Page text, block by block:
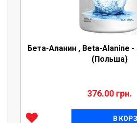
Бета-Аланин , Beta-Alanine -
(Польша)
376.00 грн.
В